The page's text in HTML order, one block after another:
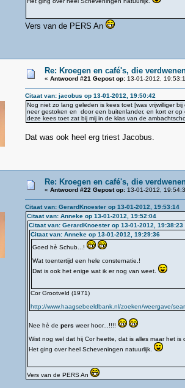
Vers van de PERS An
Re: Kroegen en café's, die
« Antwoord #21 Gepost op:13-01-2012,
Citaat van: jacobus op 13-01-2012, 19:50:42
Nog niet zo lang geleden is kees toet [was vrijwilliger
neer gestoken en door een buitenlander, en kort er op
deze kees toet zat bij mij in de klas van de
Dat was ook heel erg triest Jacobus.
Re: Kroegen en café's, die
« Antwoord #22 Gepost op:13-01-2012,
Citaat van: GerardKnoester op 13-01-2012, 19:53:14
Citaat van: Anneke op 13-01-2012, 19:52:04
Citaat van: GerardKnoester op 13-01-2012, 19:38:23
Citaat van: Anneke op 13-01-2012, 19:29:36
Goed hè Schub...!
Wat toentertijd een hele consternatie.!
Dat is ook het enige wat ik er nog van weet.
Cor Grootveld (1971)
http://www.haagsebeeldbank.nl/zoeken/weergave/
Nee hè de pers weer hoor...!!!!
Wist nog wel dat hij Cor heette, dat is alles maar het
Het ging over heel Scheveningen natuurlijk.
Vers van de PERS An